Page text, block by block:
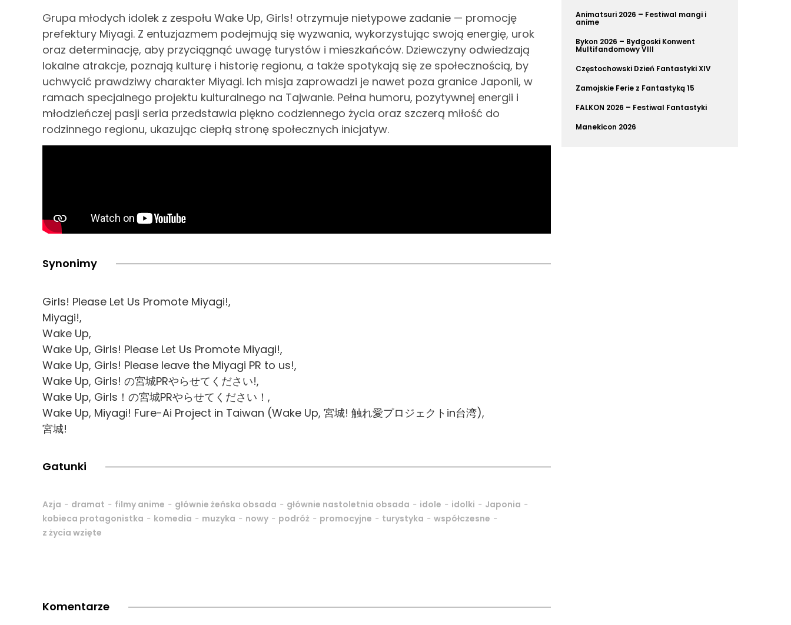
Grupa młodych idolek z zespołu Wake Up, Girls! otrzymuje nietypowe zadanie — promocję
prefektury Miyagi. Z entuzjazmem podejmują się wyzwania, wykorzystując swoją energię, urok
oraz determinację, aby przyciągnąć uwagę turystów i mieszkańców. Dziewczyny odwiedzają
lokalne atrakcje, poznają kulturę i historię regionu, a także spotykają się ze społecznością, by
uchwycić prawdziwy charakter Miyagi. Ich misja zaprowadzi je nawet poza granice Japonii, w
ramach specjalnego projektu kulturalnego na Tajwanie. Pełna humoru, pozytywnej energii i
młodzieńczej pasji seria przedstawia piękno codziennego życia oraz szczerą miłość do
rodzinnego regionu, ukazując ciepłą stronę społecznych inicjatyw.
Synonimy
Girls! Please Let Us Promote Miyagi!,
Miyagi!,
Wake Up,
Wake Up, Girls! Please Let Us Promote Miyagi!,
Wake Up, Girls! Please leave the Miyagi PR to us!,
Wake Up, Girls! の宮城PRやらせてください!,
Wake Up, Girls！の宮城PRやらせてください！,
Wake Up, Miyagi! Fure-Ai Project in Taiwan (Wake Up, 宮城! 触れ愛プロジェクトin台湾),
宮城!
Gatunki
Azja - dramat - filmy anime - głównie żeńska obsada - głównie nastoletnia obsada - idole - idolki - Japonia -
kobieca protagonistka - komedia - muzyka - nowy - podróż - promocyjne - turystyka - współczesne -
z życia wzięte
Komentarze
Animatsuri 2026 – Festiwal mangi i
anime
Bykon 2026 – Bydgoski Konwent
Multifandomowy VIII
Częstochowski Dzień Fantastyki XIV
Zamojskie Ferie z Fantastyką 15
FALKON 2026 – Festiwal Fantastyki
Manekicon 2026